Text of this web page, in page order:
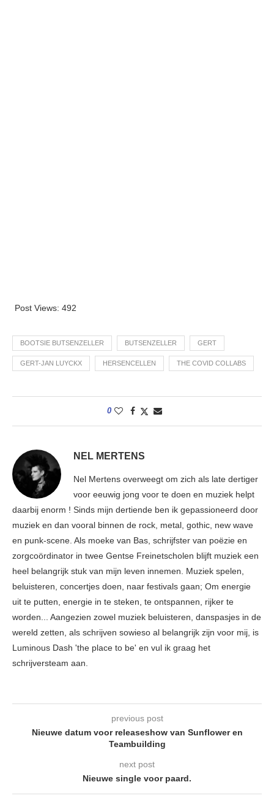
Post Views: 492
BOOTSIE BUTSENZELLER BUTSENZELLER GERT
GERT-JAN LUYCKX HERSENCELLEN THE COVID COLLABS
0
NEL MERTENS
Nel Mertens overweegt om zich als late dertiger
voor eeuwig jong voor te doen en muziek helpt
daarbij enorm ! Sinds mijn dertiende ben ik gepassioneerd door
muziek en dan vooral binnen de rock, metal, gothic, new wave
en punk-scene. Als moeke van Bas, schrijfster van poëzie en
zorgcoördinator in twee Gentse Freinetscholen blijft muziek een
heel belangrijk stuk van mijn leven innemen. Muziek spelen,
beluisteren, concertjes doen, naar festivals gaan; Om energie
uit te putten, energie in te steken, te ontspannen, rijker te
worden... Aangezien zowel muziek beluisteren, danspasjes in de
wereld zetten, als schrijven sowieso al belangrijk zijn voor mij, is
Luminous Dash 'the place to be' en vul ik graag het
schrijversteam aan.
previous post
Nieuwe datum voor releaseshow van Sunflower en
Teambuilding
next post
Nieuwe single voor paard.